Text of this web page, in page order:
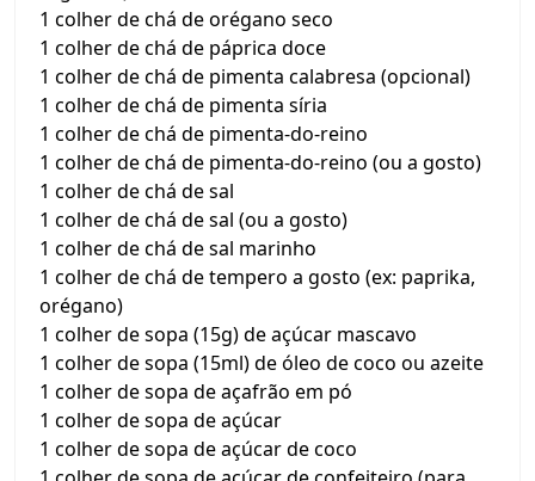
1 colher de chá de orégano seco
1 colher de chá de páprica doce
1 colher de chá de pimenta calabresa (opcional)
1 colher de chá de pimenta síria
1 colher de chá de pimenta-do-reino
1 colher de chá de pimenta-do-reino (ou a gosto)
1 colher de chá de sal
1 colher de chá de sal (ou a gosto)
1 colher de chá de sal marinho
1 colher de chá de tempero a gosto (ex: paprika,
orégano)
1 colher de sopa (15g) de açúcar mascavo
1 colher de sopa (15ml) de óleo de coco ou azeite
1 colher de sopa de açafrão em pó
1 colher de sopa de açúcar
1 colher de sopa de açúcar de coco